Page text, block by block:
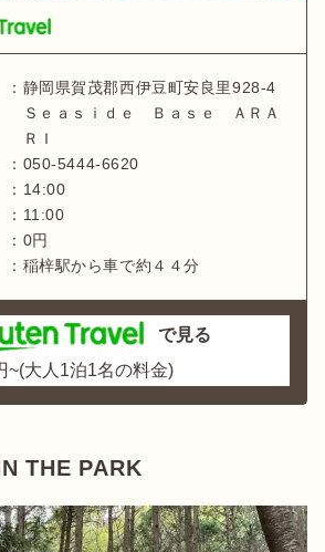
： 静岡県賀茂郡西伊豆町安良里928-4
Ｓｅａｓｉｄｅ Ｂａｓｅ ＡＲＡ
ＲＩ
： 050-5444-6620
： 14:00
： 11:00
： 0円
： 稲梓駅から車で約４４分
で見る
~(大人1泊1名の料金)
THE PARK